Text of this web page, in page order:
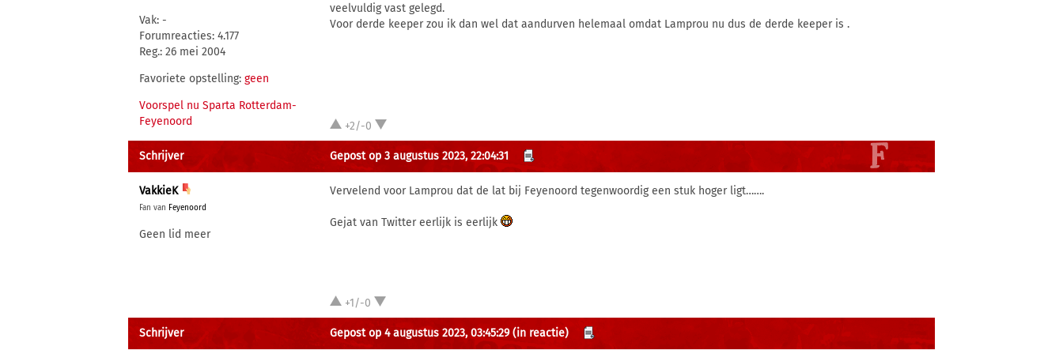
Vak: -
Forumreacties: 4.177
Reg.: 26 mei 2004
Favoriete opstelling: geen
Voorspel nu Sparta Rotterdam-
Feyenoord
veelvuldig vast gelegd.
Voor derde keeper zou ik dan wel dat aandurven helemaal omdat Lamprou nu dus de derde keeper is .
+2/-0
Schrijver Gepost op 3 augustus 2023, 22:04:31
VakkieK
Fan van Feyenoord
Geen lid meer
Vervelend voor Lamprou dat de lat bij Feyenoord tegenwoordig een stuk hoger ligt…….
Gejat van Twitter eerlijk is eerlijk
+1/-0
Schrijver Gepost op 4 augustus 2023, 03:45:29 (in reactie)